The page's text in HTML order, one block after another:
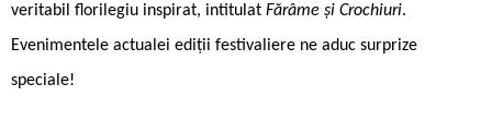
veritabil florilegiu inspirat, intitulat Fărâme și Crochiuri.
Evenimentele actualei ediții festivaliere ne aduc surprize
speciale!